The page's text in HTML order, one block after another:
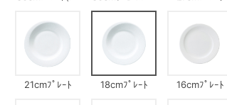
ｰﾄ
21cmﾌﾟﾚｰﾄ 18cmﾌﾟﾚｰﾄ 16cmﾌﾟﾚｰﾄ